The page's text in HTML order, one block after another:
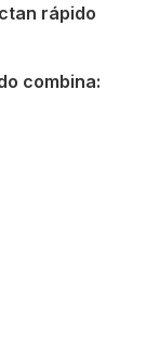
rápido
combina: